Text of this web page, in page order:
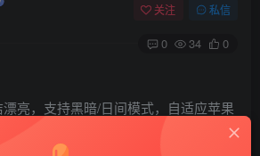
关注 私信
0 34 0
亮，支持黑暗/日间模式，自适应苹果